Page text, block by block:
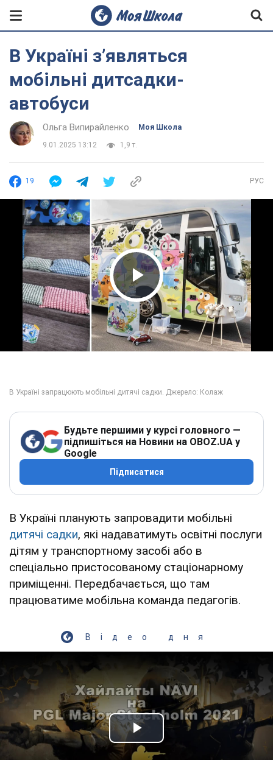
В Україні з’являться
мобільні дитсадки-
автобуси
Ольга Випирайленко Моя Школа
9.01.2025 13:12 1,9 т.
19 РУС
Play Video
Будьте першими у курсі головного —
підпишіться на Новини на OBOZ.UA у
Google
Підписатися
В Україні планують запровадити мобільні
дитячі садки, які надаватимуть освітні послуги
дітям у транспортному засобі або в
спеціально пристосованому стаціонарному
приміщенні. Передбачається, що там
працюватиме мобільна команда педагогів.
Відео дня
Play Video